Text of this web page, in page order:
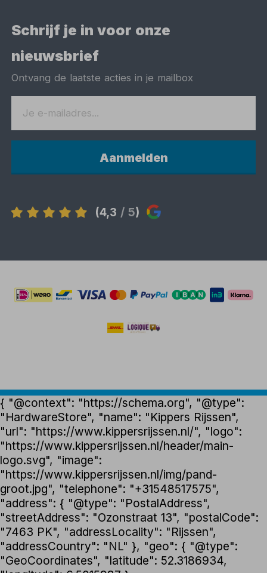
Schrijf je in voor onze
nieuwsbrief
Ontvang de laatste acties in je mailbox
Aanmelden
(4,3 / 5)
{ "@context": "https://schema.org", "@type":
"HardwareStore", "name": "Kippers Rijssen",
"url": "https://www.kippersrijssen.nl/", "logo":
"https://www.kippersrijssen.nl/header/main-
logo.svg", "image":
"https://www.kippersrijssen.nl/img/pand-
groot.jpg", "telephone": "+31548517575",
"address": { "@type": "PostalAddress",
"streetAddress": "Ozonstraat 13", "postalCode":
"7463 PK", "addressLocality": "Rijssen",
"addressCountry": "NL" }, "geo": { "@type":
"GeoCoordinates", "latitude": 52.3186934,